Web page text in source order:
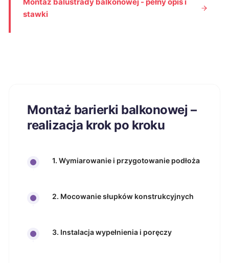
stawki
Montaż barierki balkonowej –
realizacja krok po kroku
1. Wymiarowanie i przygotowanie podłoża
2. Mocowanie słupków konstrukcyjnych
3. Instalacja wypełnienia i poręczy